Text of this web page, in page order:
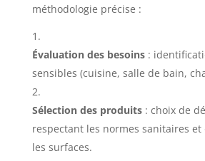
méthodologie précise :
Évaluation des besoins:
sensibles (cuisine, salle de bain,
Sélection des produits: choix de
respectant les normes sanitaires et
les surfaces.